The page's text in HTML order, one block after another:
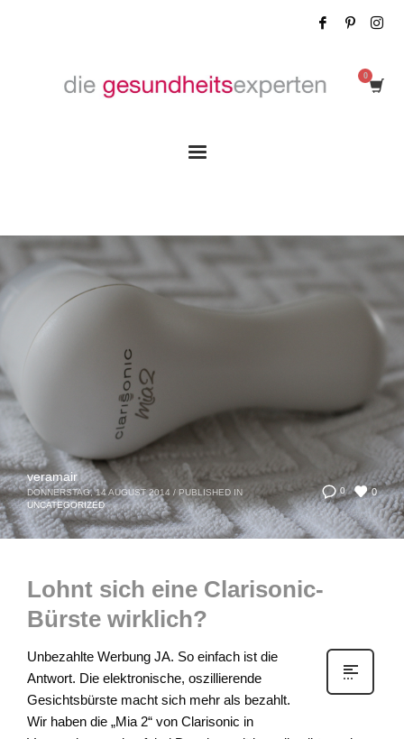
0 0
veramair
DONNERSTAG, 14 AUGUST 2014 / PUBLISHED IN
UNCATEGORIZED
Lohnt sich eine Clarisonic-
Bürste wirklich?
Unbezahlte Werbung JA. So einfach ist die
Antwort. Die elektronische, oszillierende
Gesichtsbürste macht sich mehr als bezahlt.
Wir haben die „Mia 2“ von Clarisonic in